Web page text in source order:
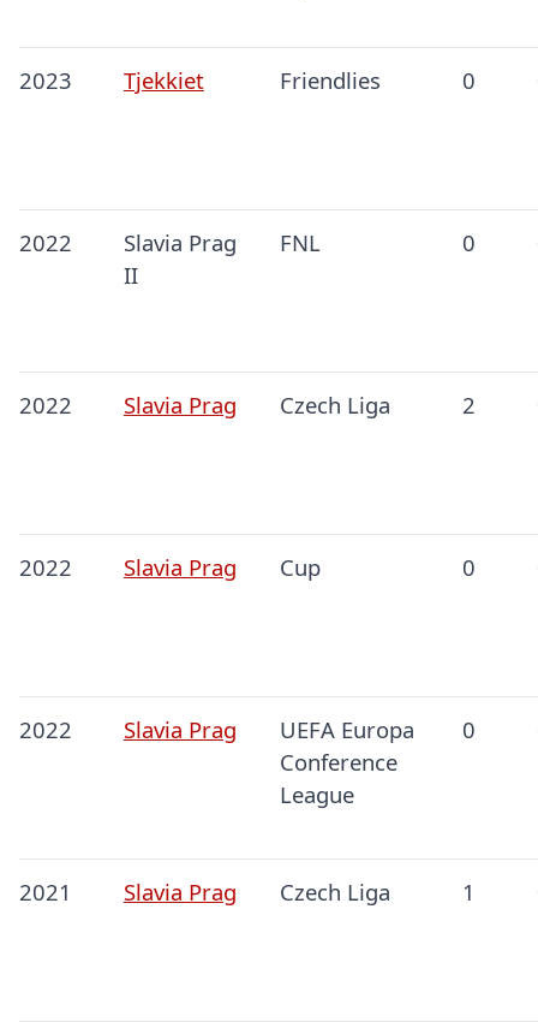
2023 Tjekkiet Friendlies 0
2022
Slavia Prag
II
FNL 0
2022 Slavia Prag Czech Liga 2
2022 Slavia Prag Cup 0
2022 Slavia Prag
UEFA Europa
Conference
League
0
2021 Slavia Prag Czech Liga 1